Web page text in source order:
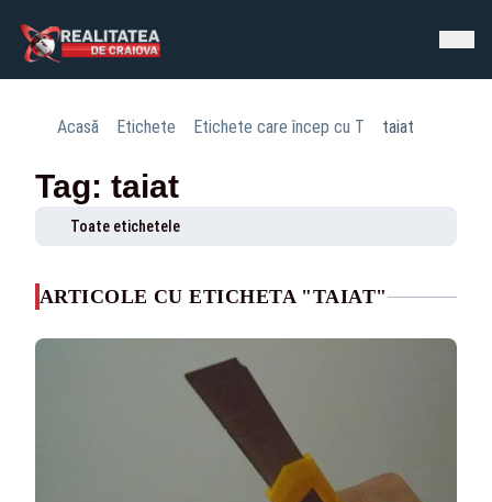
Acasă Etichete Etichete care încep cu T taiat
Tag: taiat
Toate etichetele
ARTICOLE CU ETICHETA "TAIAT"